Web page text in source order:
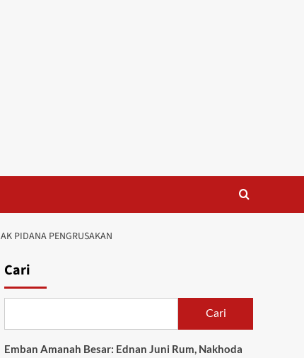
PIDANA PENGRUSAKAN
Cari
Cari
Emban Amanah Besar: Ednan Juni Rum, Nakhoda